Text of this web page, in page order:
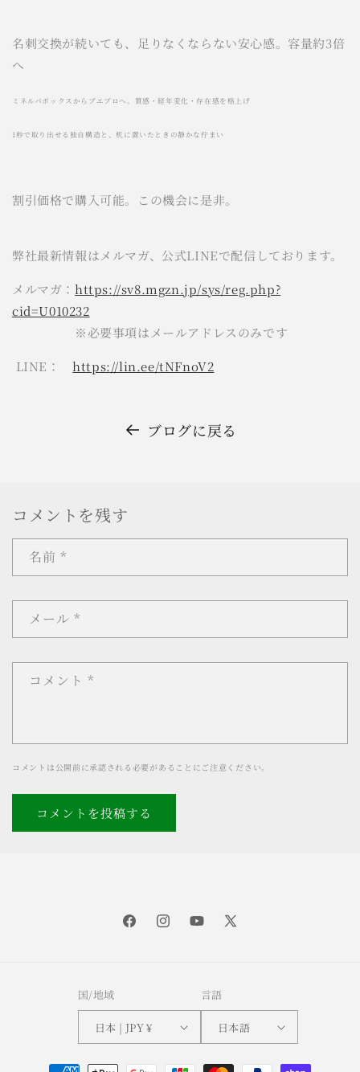
名刺交換が続いても、足りなくならない安心感。容量約3倍
へ
ミネルバボックスからプエブロへ。質感・経年変化・存在感を格上げ
1秒で取り出せる独自構造と、机に置いたときの静かな佇まい
割引価格で購入可能。この機会に是非。
弊社最新情報はメルマガ、公式LINEで配信しております。
メルマガ： https://sv8.mgzn.jp/sys/reg.php?
cid=U010232
※必要事項はメールアドレスのみです
LINE：https://lin.ee/tNFnoV2
ブログに戻る
コメントを残す
名前 *
メール *
コメント *
コメントは公開前に承認される必要があることにご注意ください。
FacebookInstagramYouTube
X
国/地域
日本 | JPY ¥
言語
日本語